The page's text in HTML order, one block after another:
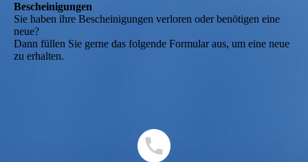
Bescheinigungen
Sie haben ihre Bescheinigungen verloren oder benötigen eine
neue?
Dann füllen Sie gerne das folgende Formular aus, um eine neue
zu erhalten.